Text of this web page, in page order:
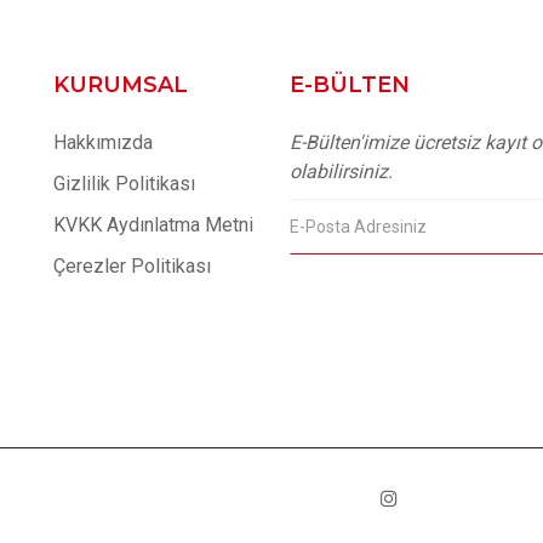
KURUMSAL
Hakkımızda
Gizlilik Politikası
KVKK Aydınlatma Metni
Çerezler Politikası
E-BÜLTEN
E-Bülten'imize ücretsiz kayıt
olabilirsiniz.